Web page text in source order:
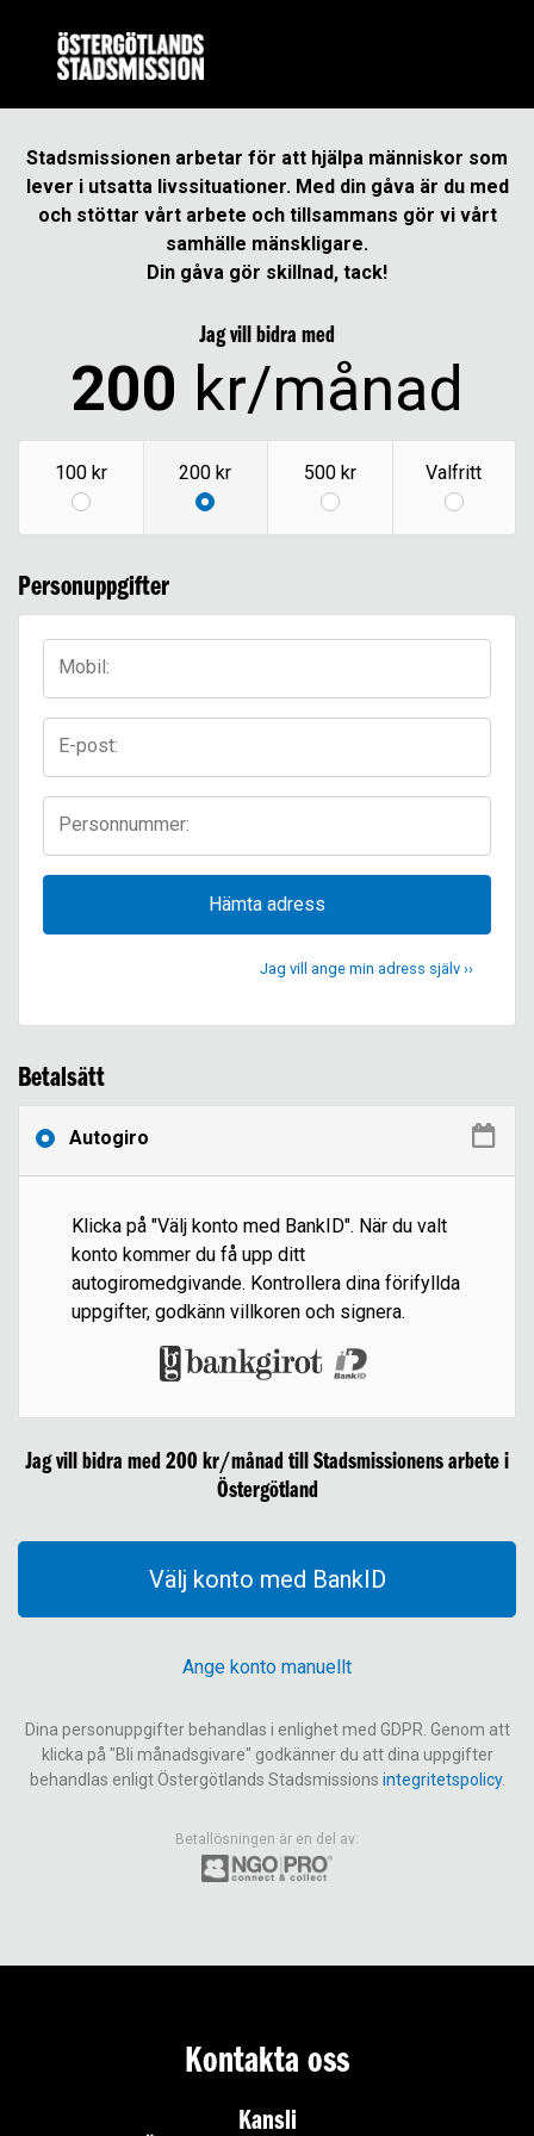
Stadsmissionen arbetar för att hjälpa människor som
lever i utsatta livssituationer. Med din gåva är du med
och stöttar vårt arbete och tillsammans gör vi vårt
samhälle mänskligare.
Din gåva gör skillnad, tack!
Jag vill bidra med
200 kr/månad
100 kr 200 kr 500 kr Valfritt
Personuppgifter
Mobil:
E-post:
Personnummer:
Hämta adress
Jag vill ange min adress själv ››
Betalsätt
Autogiro
Klicka på "Välj konto med BankID". När du valt
konto kommer du få upp ditt
autogiromedgivande. Kontrollera dina förifyllda
uppgifter, godkänn villkoren och signera.
Jag vill bidra med 200 kr/månad till Stadsmissionens arbete i
Östergötland
Välj konto med BankID
Ange konto manuellt
Dina personuppgifter behandlas i enlighet med GDPR. Genom att
klicka på "Bli månadsgivare" godkänner du att dina uppgifter
behandlas enligt Östergötlands Stadsmissions integritetspolicy.
Betallösningen är en del av:
Kontakta oss
Kansli